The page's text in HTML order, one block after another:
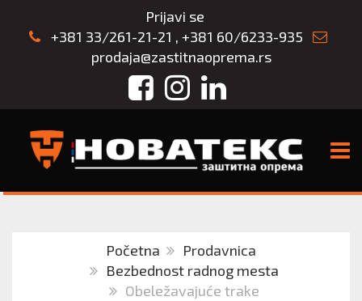
Prijavi se
+381 33/261-21-21 , +381 60/6233-935
prodaja@zastitnaoprema.rs
FacebookInstagram
LinkedIn
Početna
Prodavnica
Bezbednost radnog mesta
Obeležavajuće trake